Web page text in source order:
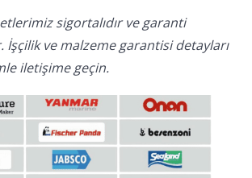
sigortalıdır ve garanti
İşçilik ve malzeme garantisi detayları
iletişime geçin.